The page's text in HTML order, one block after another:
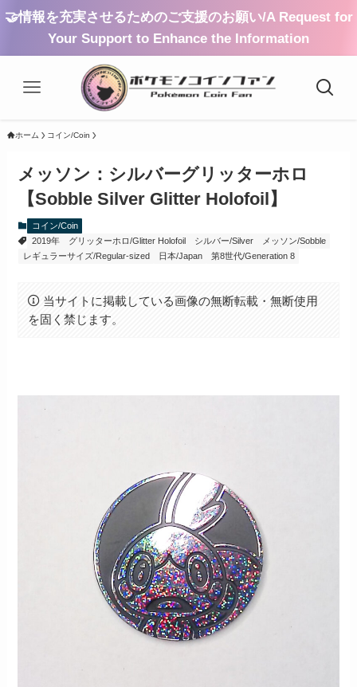
🤝情報を充実させるためのご支援のお願い/A Request for
Your Support to Enhance the Information
ホーム コイン/Coin
メッソン：シルバーグリッターホロ
【Sobble Silver Glitter Holofoil】
コイン/Coin
2019年
グリッターホロ/Glitter Holofoil シルバー/Silver
メッソン/Sobble
レギュラーサイズ/Regular-sized
日本/Japan 第8世代/Generation 8
当サイトに掲載している画像の無断転載・無断使用
を固く禁じます。